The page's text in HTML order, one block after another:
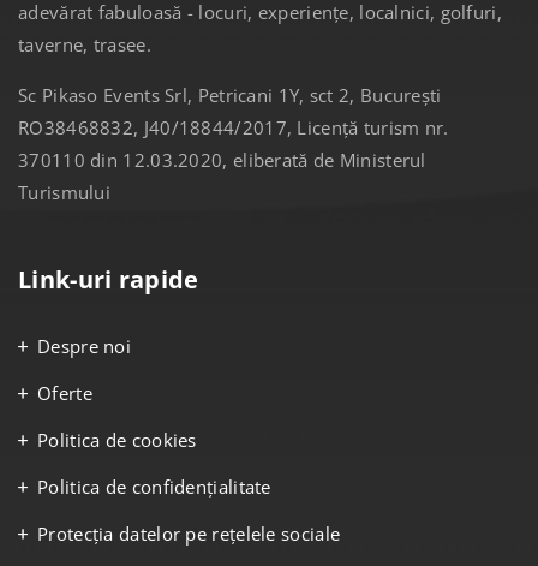
adevărat fabuloasă - locuri, experiențe, localnici, golfuri,
taverne, trasee.
Sc Pikaso Events Srl, Petricani 1Y, sct 2, București
RO38468832, J40/18844/2017, Licență turism nr.
370110 din 12.03.2020, eliberată de Ministerul
Turismului
Link-uri rapide
Despre noi
Oferte
Politica de cookies
Politica de confidențialitate
Protecția datelor pe rețelele sociale